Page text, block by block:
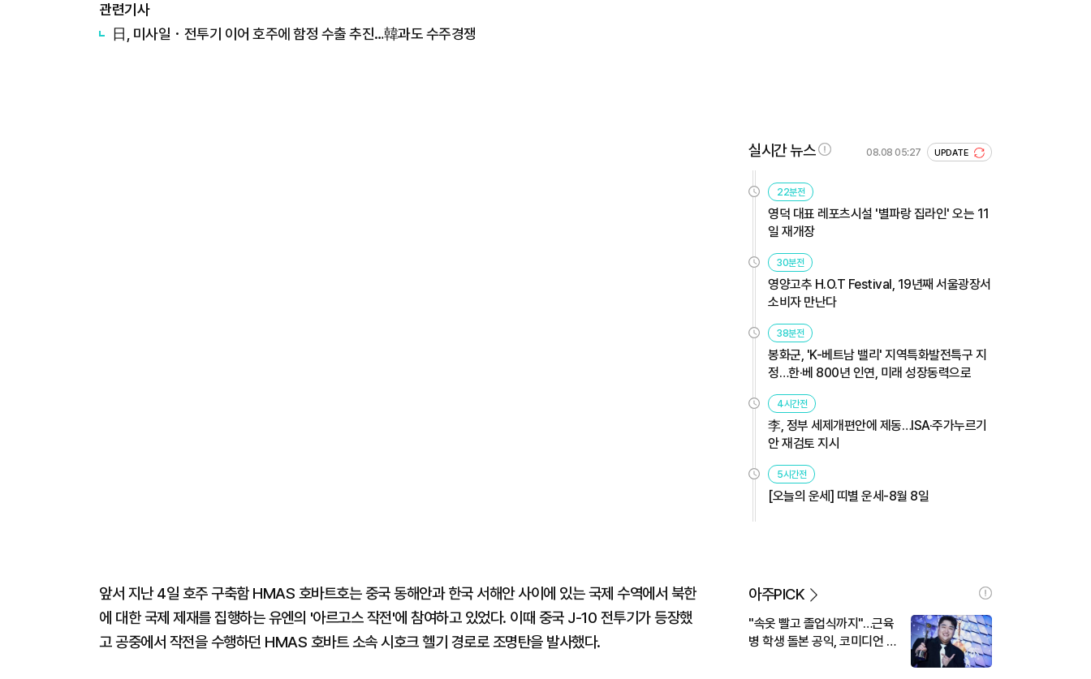
관련기사
日, 미사일・전투기 이어 호주에 함정 수출 추진…韓과도 수주경쟁
앞서 지난 4일 호주 구축함 HMAS 호바트호는 중국 동해안과 한국 서해안 사이에 있는 국제 수역에서 북한
에 대한 국제 제재를 집행하는 유엔의 '아르고스 작전'에 참여하고 있었다. 이때 중국 J-10 전투기가 등장했
고 공중에서 작전을 수행하던 HMAS 호바트 소속 시호크 헬기 경로로 조명탄을 발사했다.
실시간 뉴스 08.08 05:27 UPDATE
22분전
영덕 대표 레포츠시설 '별파랑 집라인' 오는 11
일 재개장
30분전
영양고추 H.O.T Festival, 19년째 서울광장서
소비자 만난다
38분전
봉화군, 'K-베트남 밸리' 지역특화발전특구 지
정…한·베 800년 인연, 미래 성장동력으로
4시간전
李, 정부 세제개편안에 제동…ISA·주가누르기
안 재검토 지시
5시간전
[오늘의 운세] 띠별 운세-8월 8일
아주PICK
"속옷 빨고 졸업식까지"…근육
병 학생 돌본 공익, 코미디언 김